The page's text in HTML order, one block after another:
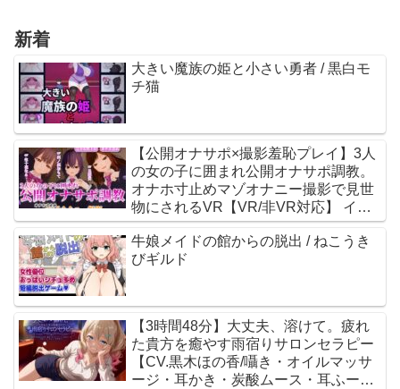
新着
大きい魔族の姫と小さい勇者 / 黒白モ
チ猫
【公開オナサポ×撮影羞恥プレイ】3人
の女の子に囲まれ公開オナサポ調教。
オナホ寸止めマゾオナニー撮影で見世
物にされるVR【VR/非VR対応】 イン
デンピア
牛娘メイドの館からの脱出 / ねこうき
びギルド
【3時間48分】大丈夫、溶けて。疲れ
た貴方を癒やす雨宿りサロンセラピー
【CV.黒木ほの香/囁き・オイルマッサ
ージ・耳かき・炭酸ムース・耳ふー・